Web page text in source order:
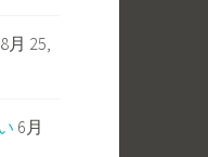
8月 25,
6月